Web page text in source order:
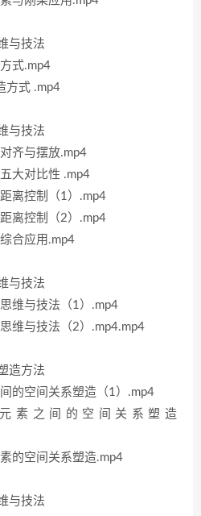
与技法
式.mp4
方式 .mp4
与技法
齐与摆放.mp4
大对比性 .mp4
离控制（1）.mp4
离控制（2）.mp4
合应用.mp4
与技法
维与技法（1）.mp4
维与技法（2）.mp4.mp4
造方法
的空间关系塑造（1）.mp4
素之间的空间关系塑造
的空间关系塑造.mp4
与技法